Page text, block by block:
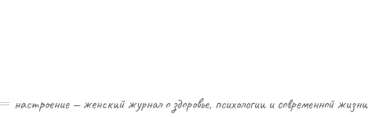
настроение — женский журнал о здоровье, психологии и современной жизни